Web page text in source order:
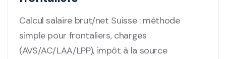
De nombreux changements impactent les
travailleurs frontaliers entre la France et la
Suisse en 2025. L’article fait le point sur les